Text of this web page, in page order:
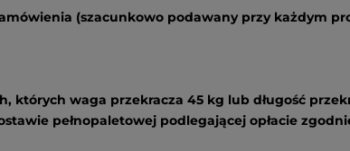
(szacunkowo podawany przy każdym
których waga przekracza 45 kg lub długość
pełnopaletowej podlegającej opłacie